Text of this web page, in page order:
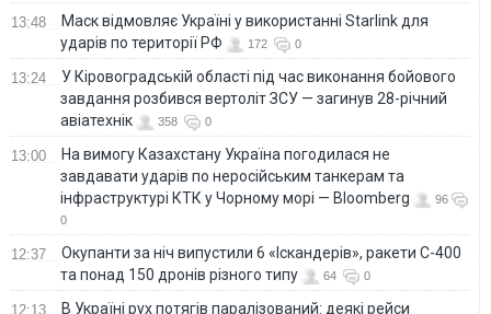
13:48
Маск відмовляє Україні у використанні Starlink для
ударів по території РФ
172 0
13:24
У Кіровоградській області під час виконання бойового
завдання розбився вертоліт ЗСУ — загинув 28-річний
авіатехнік
358 0
13:00
На вимогу Казахстану Україна погодилася не
завдавати ударів по неросійським танкерам та
інфраструктурі КТК у Чорному морі — Bloomberg
96
0
12:37
Окупанти за ніч випустили 6 «Іскандерів», ракети С-400
та понад 150 дронів різного типу
64 0
12:13
В Україні рух потягів паралізований: деякі рейси